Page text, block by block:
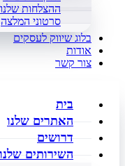
ההצלחות שלנו
סרטוני המלצה
בלוג שיווק לעסקים
אודות
צור קשר
בית
האתרים שלנו
דרושים
השירותים שלנו